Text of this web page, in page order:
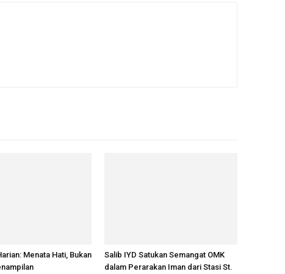
Menata Hati, Bukan
Salib IYD Satukan Semangat OMK
dalam Perarakan Iman dari Stasi St.